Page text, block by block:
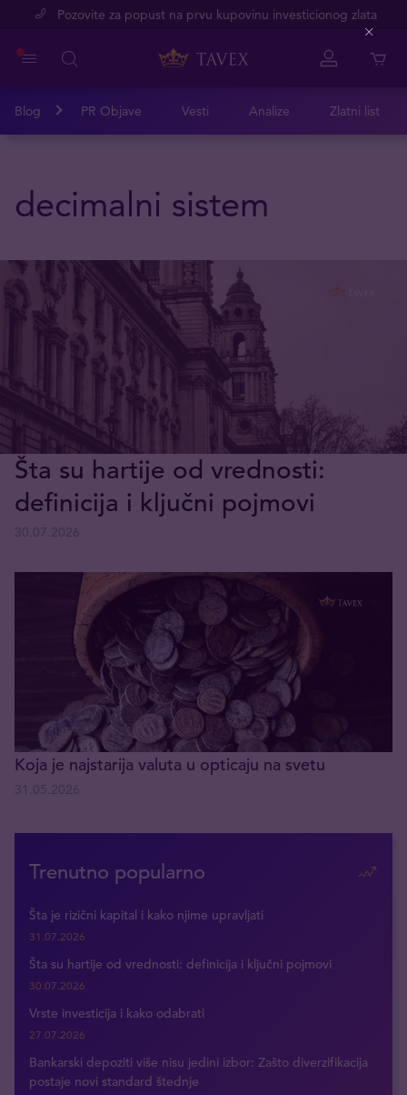
Pozovite za popust na prvu kupovinu investicionog zlata
Blog PR Objave Vesti Analize Zlatni list
decimalni sistem
Šta su hartije od vrednosti:
definicija i ključni pojmovi
Koja je najstarija valuta u opticaju na svetu
Trenutno popularno
Šta je rizični kapital i kako njime upravljati
31.07.2026
Šta su hartije od vrednosti: definicija i ključni pojmovi
30.07.2026
Vrste investicija i kako odabrati
27.07.2026
Bankarski depoziti više nisu jedini izbor: Zašto diverzifikacija
postaje novi standard štednje
Close